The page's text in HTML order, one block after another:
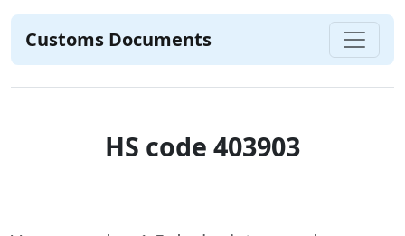
Customs Documents
HS code 403903